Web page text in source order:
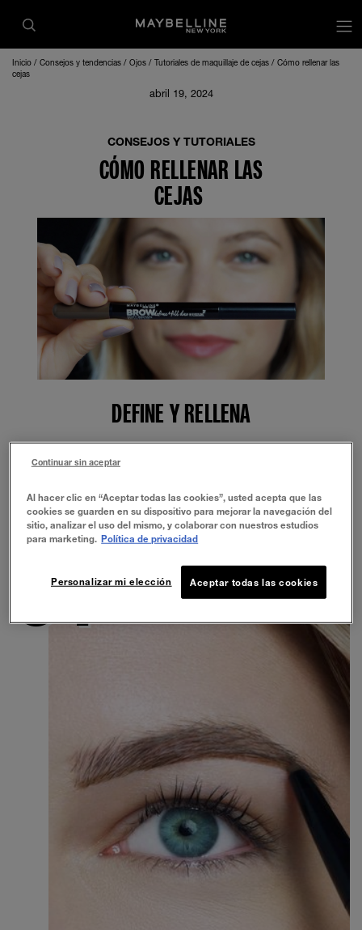
Inicio Consejos y tendencias Ojos Tutoriales de maquillaje de cejas
Cómo rellenar las
cejas
abril 19, 2024
CONSEJOS Y TUTORIALES
CÓMO RELLENAR LAS
CEJAS
DEFINE Y RELLENA
el poder moldeador y redensificador de un dúo de lápiz
Al hacer clic en “Aceptar todas las cookies”, usted acepta que las
cookies se guarden en su dispositivo para mejorar la navegación del
sitio, analizar el uso del mismo, y colaborar con nuestros estudios
para marketing. Política de privacidad
Aceptar todas las cookies
Personalizar mi elección
Continuar sin aceptar